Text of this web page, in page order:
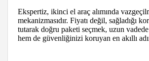
Ekspertiz, ikinci el araç alımında
mekanizmasıdır. Fiyatı değil, sağladığı
tutarak doğru paketi seçmek, uzun vadede
hem de güvenliğinizi koruyan en akıllı